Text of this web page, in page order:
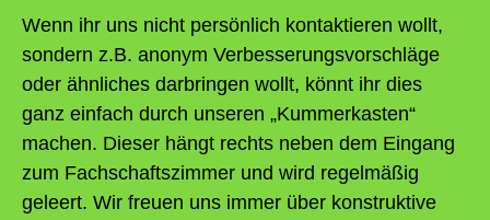
Wenn ihr uns nicht persönlich kontaktieren wollt,
sondern z.B. anonym Verbesserungsvorschläge
oder ähnliches darbringen wollt, könnt ihr dies
ganz einfach durch unseren „Kummerkasten“
machen. Dieser hängt rechts neben dem Eingang
zum Fachschaftszimmer und wird regelmäßig
geleert. Wir freuen uns immer über konstruktive